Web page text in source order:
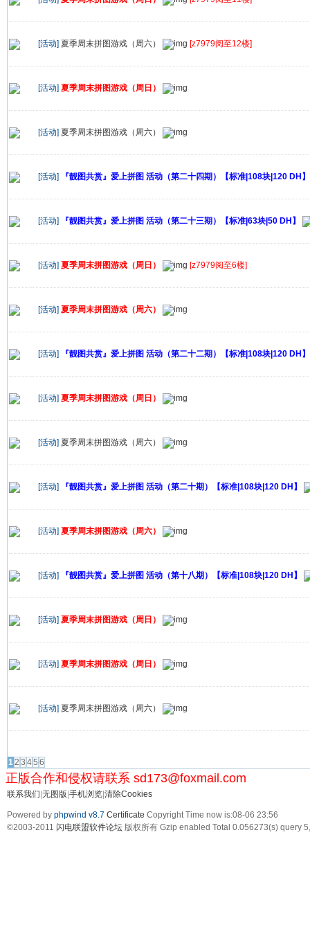
[活动] 夏季周末拼图游戏（周六） [z7979阅至12楼]
[活动] 夏季周末拼图游戏（周日）
[活动] 夏季周末拼图游戏（周六）
[活动] 『靓图共赏』爱上拼图 活动（第二十四期）【标准|108块|120 DH】
[活动] 『靓图共赏』爱上拼图 活动（第二十三期）【标准|63块|50 DH】
[活动] 夏季周末拼图游戏（周日） [z7979阅至6楼]
[活动] 夏季周末拼图游戏（周六）
[活动] 『靓图共赏』爱上拼图 活动（第二十二期）【标准|108块|120 DH】
[活动] 夏季周末拼图游戏（周日）
[活动] 夏季周末拼图游戏（周六）
[活动] 『靓图共赏』爱上拼图 活动（第二十期）【标准|108块|120 DH】
[活动] 夏季周末拼图游戏（周六）
[活动] 『靓图共赏』爱上拼图 活动（第十八期）【标准|108块|120 DH】
[活动] 夏季周末拼图游戏（周日）
[活动] 夏季周末拼图游戏（周日）
[活动] 夏季周末拼图游戏（周六）
12 3 45 6
正版合作和侵权请联系 sd173@foxmail.com
联系我们|无图版|手机浏览|清除Cookies
Powered by phpwind v8.7 Certificate Copyright Time now is:08-06 23:56
©2003-2011 闪电联盟软件论坛 版权所有 Gzip enabled Total 0.056273(s) query 5,